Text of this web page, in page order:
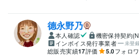
德永野乃
本人確認
機密保持契約
インボイス発行事業者
未登
総販売実績17評価 5.0フォロ